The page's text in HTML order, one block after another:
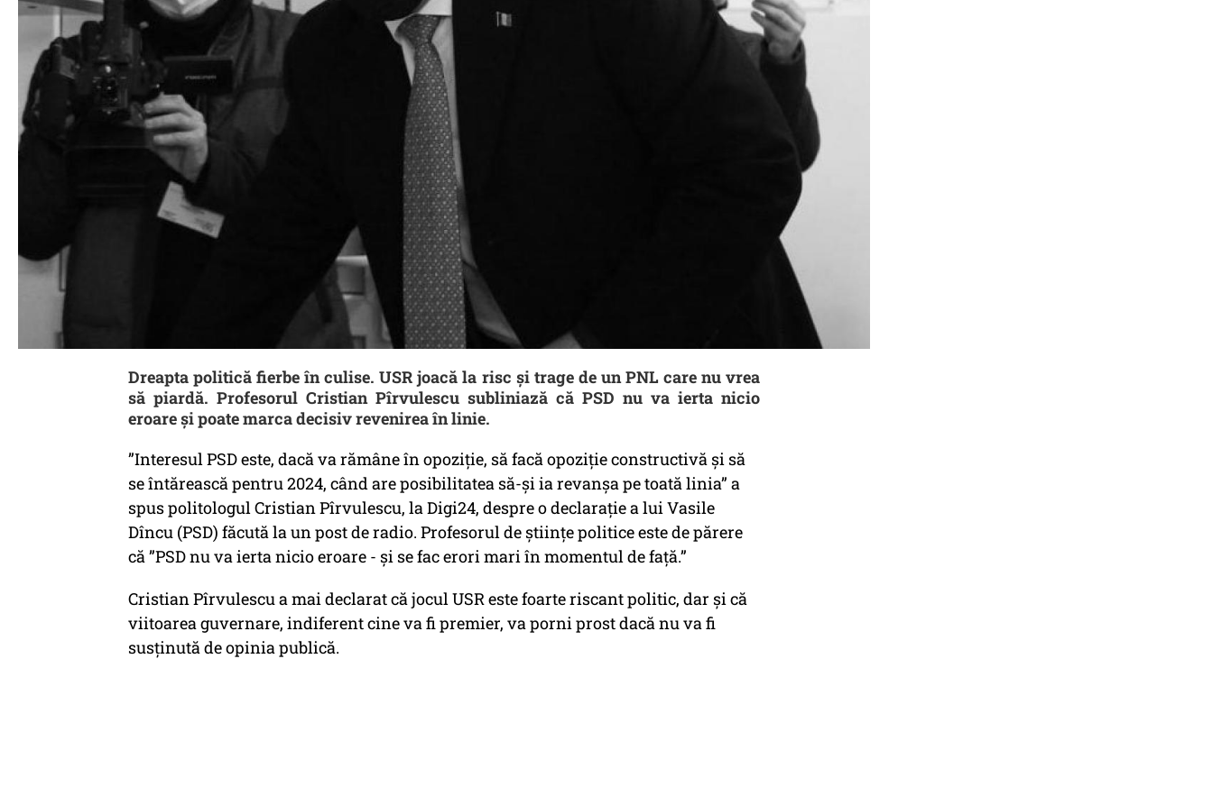
Dreapta politică fierbe în culise. USR joacă la risc și trage de un PNL care nu vrea
să piardă. Profesorul Cristian Pîrvulescu subliniază că PSD nu va ierta nicio
eroare și poate marca decisiv revenirea în linie.
”Interesul PSD este, dacă va rămâne în opoziție, să facă opoziție constructivă și să
se întărească pentru 2024, când are posibilitatea să-și ia revanșa pe toată linia” a
spus politologul Cristian Pîrvulescu, la Digi24, despre o declarație a lui Vasile
Dîncu (PSD) făcută la un post de radio. Profesorul de științe politice este de părere
că ”PSD nu va ierta nicio eroare - și se fac erori mari în momentul de față.”
Cristian Pîrvulescu a mai declarat că jocul USR este foarte riscant politic, dar și că
viitoarea guvernare, indiferent cine va fi premier, va porni prost dacă nu va fi
susținută de opinia publică.